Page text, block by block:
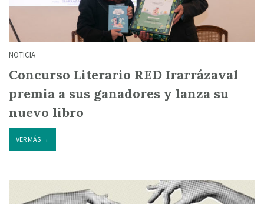
NOTICIA
Concurso Literario RED Irarrázaval
premia a sus ganadores y lanza su
nuevo libro
VER MÁS →